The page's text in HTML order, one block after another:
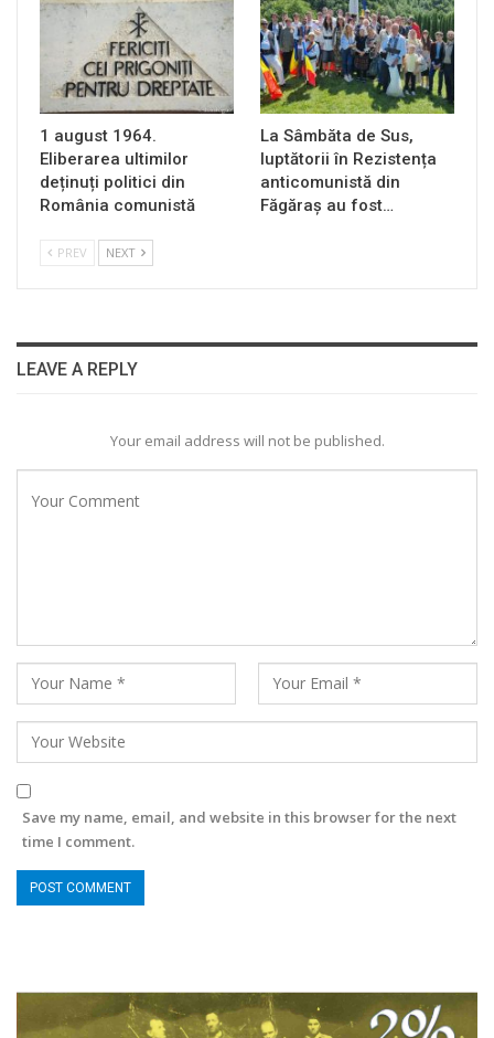
1 august 1964.
Eliberarea ultimilor
deținuți politici din
România comunistă
La Sâmbăta de Sus,
luptătorii în Rezistența
anticomunistă din
Făgăraș au fost…
PREV NEXT
LEAVE A REPLY
Your email address will not be published.
Save my name, email, and website in this browser for the next
time I comment.